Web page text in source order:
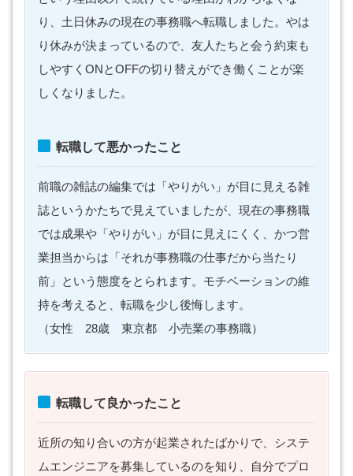
り、土日休みの現在の事務職へ転職しました。やは
り休みが決まっているので、友人たちと会う約束も
しやすくONとOFFの切り替えができ働くことが楽
しくなりました。
転職して悪かったこと
前職の雑誌の編集では「やりがい」が目に見える雑
誌というかたちで見えていましたが、現在の事務職
では成果や「やりがい」が目に見えにくく、かつ営
業担当からは「それが事務職の仕事だから当たり
前」という態度をとられます。モチベーションの維
持を考えると、転職を少し後悔します。
（女性 28歳 東京都 小売業の事務職）
転職して良かったこと
近所の知り合いの方が起業されたばかりで、システ
ムエンジニアを募集しているのを知り、自分でプロ